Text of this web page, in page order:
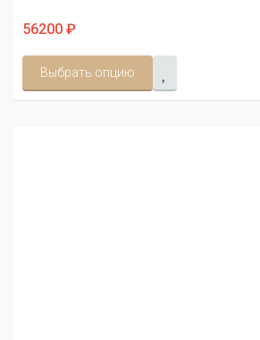
56200 ₽
Выбрать опцию